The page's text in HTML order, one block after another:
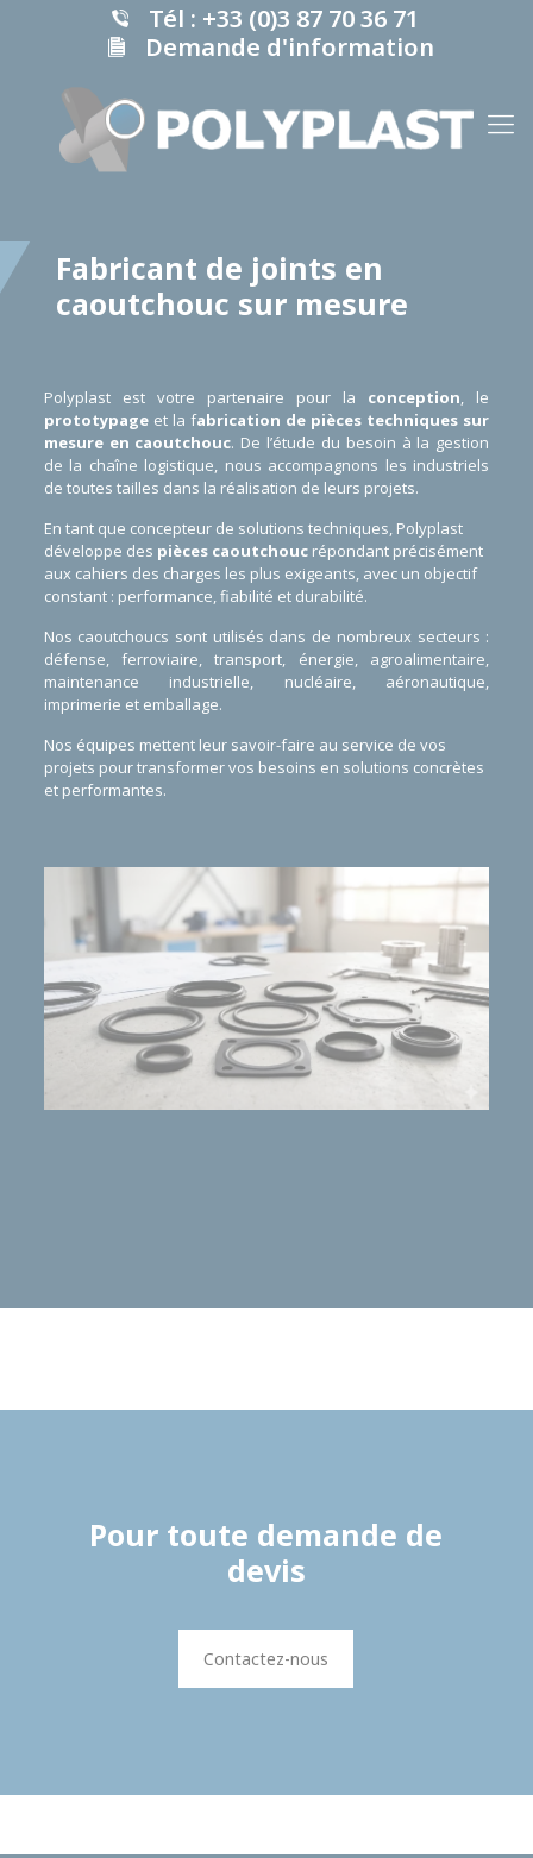
Tél : +33 (0)3 87 70 36 71
Demande d'information
Fabricant de joints en
caoutchouc sur mesure
Polyplast est votre partenaire pour la conception, le
prototypageet la fabrication de pièces techniques sur
mesure en caoutchouc. De l’étude du besoin à la gestion
de la chaîne logistique, nous accompagnons les industriels
de toutes tailles dans la réalisation de leurs projets.
En tant que concepteur de solutions techniques, Polyplast
développe des pièces caoutchoucrépondant précisément
aux cahiers des charges les plus exigeants, avec un objectif
constant : performance, fiabilité et durabilité.
Nos caoutchoucs sont utilisés dans de nombreux secteurs :
défense,ferroviaire, transport, énergie, agroalimentaire,
maintenance industrielle, nucléaire, aéronautique,
imprimerie et emballage.
Nos équipes mettent leur savoir-faire au service de vos
projets pour transformer vos besoins en solutions concrètes
et performantes.
Pour toute demande de
devis
Contactez-nous
Panneau de gestion des cookies